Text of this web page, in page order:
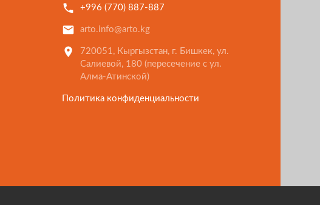
+996 (770) 887-887
arto.info@arto.kg
720051, Кыргызстан, г. Бишкек, ул.
Салиевой, 180 (пересечение с ул.
Алма-Атинской)
Политика конфиденциальности